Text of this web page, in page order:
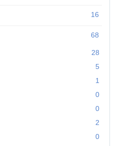
16
68
28
5
1
0
0
2
0